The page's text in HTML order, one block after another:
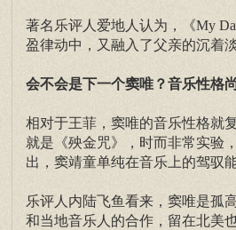
著名乐评人爱地人认为，《My
盈律动中，又融入了父亲的沉着
会不会是下一个窦唯？音乐性格
相对于王菲，窦唯的音乐性格就
就是《殃金咒》，时而非常实验
出，窦靖童单纯在音乐上的驾驭
乐评人内陆飞鱼看来，窦唯是孤
和当地音乐人的合作，留在北美